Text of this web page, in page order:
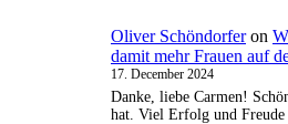
Oliver Schöndorferon
damit mehr Frauen auf
17. December 2024
Danke, liebe Carmen!
hat. Viel Erfolg und